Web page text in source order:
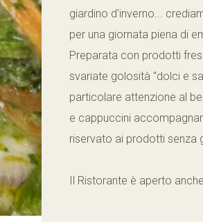
giardino d'inverno...
per una giornata piena di
Preparata con prodotti
svariate golosità "dolci e
particolare attenzione al
e cappuccini
riservato ai prodotti senza
Il Ristorante è aperto